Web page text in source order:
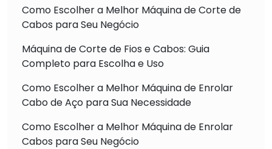
Como Escolher a Melhor Máquina de Corte de
Cabos para Seu Negócio
Máquina de Corte de Fios e Cabos: Guia
Completo para Escolha e Uso
Como Escolher a Melhor Máquina de Enrolar
Cabo de Aço para Sua Necessidade
Como Escolher a Melhor Máquina de Enrolar
Cabos para Seu Negócio